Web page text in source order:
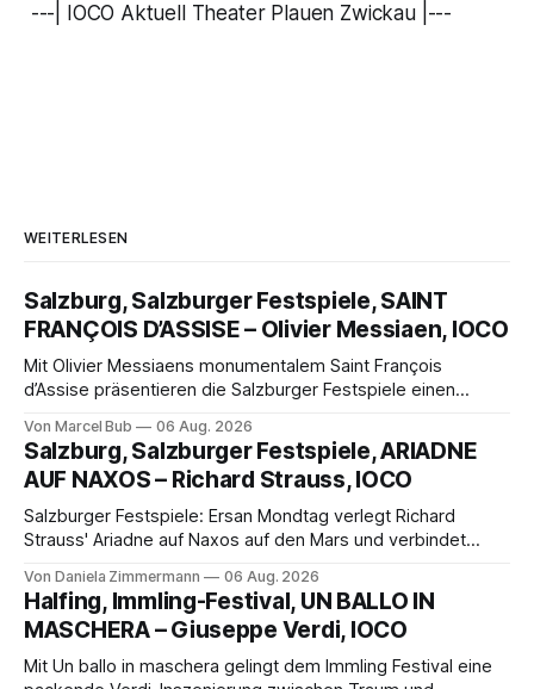
---| IOCO Aktuell Theater Plauen Zwickau |---
WEITERLESEN
Salzburg, Salzburger Festspiele, SAINT
FRANÇOIS D’ASSISE – Olivier Messiaen, IOCO
Mit Olivier Messiaens monumentalem Saint François
d’Assise präsentieren die Salzburger Festspiele einen
eine bildgewaltige Inszenierung, Maxime Pascal entfaltet
die komplexe Partitur eindrucksvoll, Philippe Sly berührt als
Franziskus.
Von Marcel Bub 06 Aug. 2026
Salzburg, Salzburger Festspiele, ARIADNE
AUF NAXOS – Richard Strauss, IOCO
Salzburger Festspiele: Ersan Mondtag verlegt Richard
Strauss' Ariadne auf Naxos auf den Mars und verbindet
Aufführung mit starken Solisten und den Wiener
Philharmonikern, szenisch bleibt der zweite Akt jedoch
hinter den Erwartungen zurück.
Von Daniela Zimmermann 06 Aug. 2026
Halfing, Immling-Festival, UN BALLO IN
MASCHERA – Giuseppe Verdi, IOCO
Mit Un ballo in maschera gelingt dem Immling Festival eine